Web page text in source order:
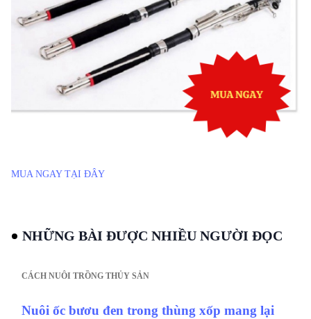
MUA NGAY TẠI ĐÂY
NHỮNG BÀI ĐƯỢC NHIỀU NGƯỜI ĐỌC
CÁCH NUÔI TRỒNG THỦY SẢN
Nuôi ốc bươu đen trong thùng xốp mang lại